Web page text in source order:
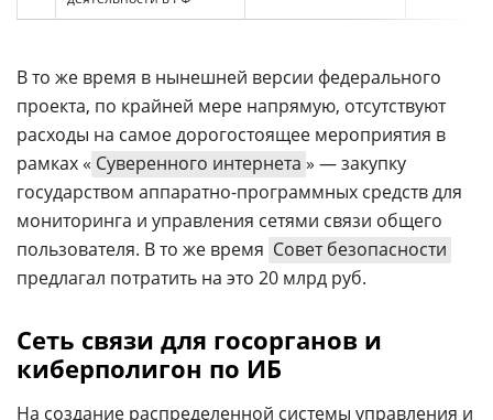
В то же время в нынешней версии федерального
проекта, по крайней мере напрямую, отсутствуют
расходы на самое дорогостоящее мероприятия в
рамках « Суверенного интернета » — закупку
государством аппаратно-программных средств для
мониторинга и управления сетями связи общего
пользователя. В то же время Совет безопасности
предлагал потратить на это 20 млрд руб.
Сеть связи для госорганов и
киберполигон по ИБ
На создание распределенной системы управления и